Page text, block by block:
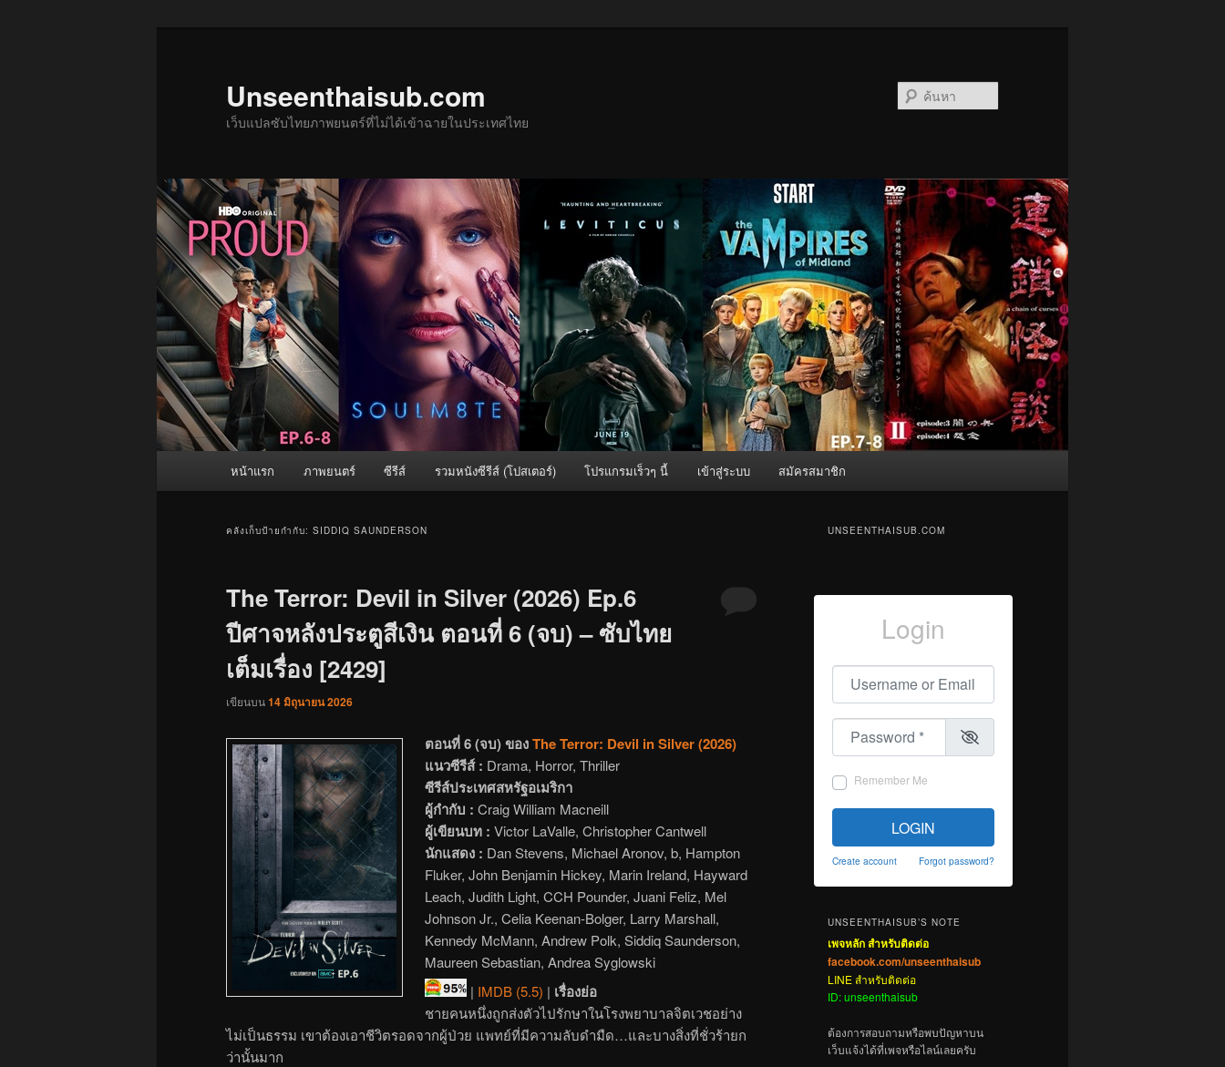
Unseenthaisub.com
เว็บแปลซับไทยภาพยนตร์ที่ไม่ได้เข้าฉายในประเทศไทย
หน้าแรก ภาพยนตร์ ซีรีส์ รวมหนังซีรีส์ (โปสเตอร์) โปรแกรมเร็วๆ นี้ เข้าสู่ระบบ สมัครสมาชิก
คลังเก็บป้ายกำกับ: SIDDIQ SAUNDERSON
The Terror: Devil in Silver (2026) Ep.6
ปีศาจหลังประตูสีเงิน ตอนที่ 6 (จบ) – ซับไทย
เต็มเรื่อง [2429]
เขียนบน14 มิถุนายน 2026
ตอนที่ 6 (จบ) ของThe Terror: Devil in Silver (2026)
แนวซีรีส์ : Drama, Horror, Thriller
ซีรีส์ประเทศสหรัฐอเมริกา
ผู้กำกับ : Craig William Macneill
ผู้เขียนบท : Victor LaValle, Christopher Cantwell
นักแสดง : Dan Stevens, Michael Aronov, b, Hampton
Fluker, John Benjamin Hickey, Marin Ireland, Hayward
Leach, Judith Light, CCH Pounder, Juani Feliz, Mel
Johnson Jr., Celia Keenan-Bolger, Larry Marshall,
Kennedy McMann, Andrew Polk, Siddiq Saunderson,
Maureen Sebastian, Andrea Syglowski
| IMDB (5.5) | เรื่องย่อ
ชายคนหนึ่งถูกส่งตัวไปรักษาในโรงพยาบาลจิตเวชอย่าง
ไม่เป็นธรรม เขาต้องเอาชีวิตรอดจากผู้ป่วย แพทย์ที่มีความลับดำมืด…และบางสิ่งที่ชั่วร้ายก
ว่านั้นมาก
UNSEENTHAISUB.COM
Login
Username or Email
Password
Remember Me
LOGIN
Create account Forgot password?
UNSEENTHAISUB’S NOTE
เพจหลัก สำหรับติดต่อ
facebook.com/unseenthaisub
LINE สำหรับติดต่อ
ID: unseenthaisub
ต้องการสอบถามหรือพบปัญหาบน
เว็บแจ้งได้ที่เพจหรือไลน์เลยครับ